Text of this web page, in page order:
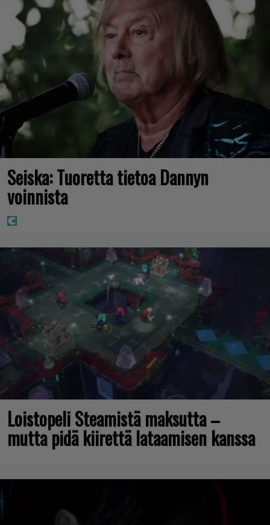
Seiska: Tuoretta tietoa Dannyn
voinnista
Loistopeli Steamistä maksutta –
mutta pidä kiirettä lataamisen kanssa